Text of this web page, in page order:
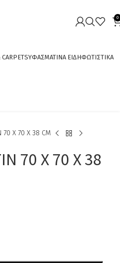
0
CARPETSΥΦΑΣΜΑΤΙΝΑ ΕΙΔΗΦΩΤΙΣΤΙΚΑ
70 X 70 X 38 CM
70 X 70 X 38